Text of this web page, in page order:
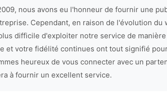
nous avons eu l'honneur de fournir une
Cependant, en raison de l'évolution du
difficile d'exploiter notre service de
et votre fidélité continues ont tout signifié
heureux de vous connecter avec un
à fournir un excellent service.